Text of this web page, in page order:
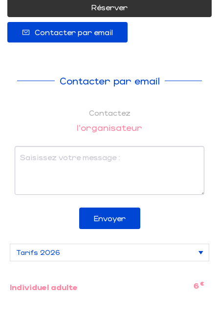
Réserver
Contacter par email
Contacter par email
Contactez
l'organisateur
Envoyer
Individuel adulte 6 €